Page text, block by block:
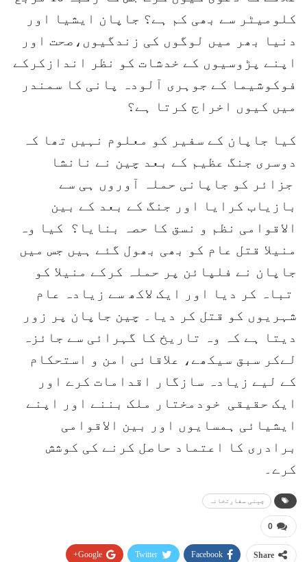
کلومیٹر سے بھی کم ہے؟ جاپان ایشیا اور
دنیا بھر میں لوگوں کی زندگیوں،صحت اور
اپنے پڑوسیوں کے خدشات کو نظر اندازکرکے
فوکوشیما کے جوہری آلودہ پانی کا سمندر
میں کیوں اخراج کرتا ہے؟
کیا جاپان کے سفیر کو معلوم نہیں تھا کہ
دوسری جنگ عظیم کے بعد چین نے نانشا
جزائر کو جاپانی حملہ آوروں ہی سے
بازیاب کرایا اور جنگ کے بعد کے بین
الاقوامی نظم و نسق کا حصہ بنایا؟ کیا وہ
منیلا قتل عام کو بھی بھول گئے ہیں جس میں
جاپان نے فلپائن پر حملہ کرکے منیلا کو
تباہ کر دیا اور ایک لاکھ سے زیادہ عام
شہریوں کو قتل کر دیا۔ چین جاپان پر زور
دیتا ہے کہ وہ تاریخ کا گہرائی سے جائزہ
لےکر سبق سیکھے، علاقائی امن و استحکام
کے لیے زیادہ سازگار اقدامات کرے اور
ایک حقیقی خودمختار ملک بننے اور اپنے
ایشیائی ہمسایوں اور بین الاقوامی
برادری کا اعتماد حاصل کرنے کی کوشش
کرے۔
چینی سفارتخانہ
0
Share
Facebook
Twitter
Google+